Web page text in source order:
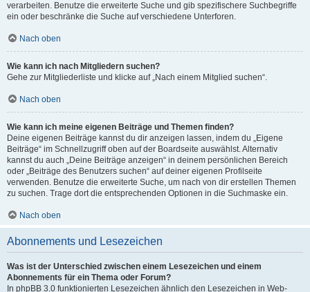
verarbeiten. Benutze die erweiterte Suche und gib spezifischere Suchbegriffe
ein oder beschränke die Suche auf verschiedene Unterforen.
Nach oben
Wie kann ich nach Mitgliedern suchen?
Gehe zur Mitgliederliste und klicke auf „Nach einem Mitglied suchen“.
Nach oben
Wie kann ich meine eigenen Beiträge und Themen finden?
Deine eigenen Beiträge kannst du dir anzeigen lassen, indem du „Eigene
Beiträge“ im Schnellzugriff oben auf der Boardseite auswählst. Alternativ
kannst du auch „Deine Beiträge anzeigen“ in deinem persönlichen Bereich
oder „Beiträge des Benutzers suchen“ auf deiner eigenen Profilseite
verwenden. Benutze die erweiterte Suche, um nach von dir erstellen Themen
zu suchen. Trage dort die entsprechenden Optionen in die Suchmaske ein.
Nach oben
Abonnements und Lesezeichen
Was ist der Unterschied zwischen einem Lesezeichen und einem
Abonnements für ein Thema oder Forum?
In phpBB 3.0 funktionierten Lesezeichen ähnlich den Lesezeichen in Web-